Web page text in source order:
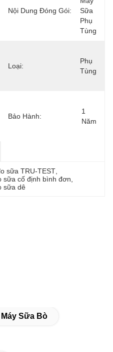
Nội Dung Đóng Gói:
Sữa
Phụ
Tùng
Loại:
Phụ
Tùng
Bảo Hành:
1
Năm
sữa TRU-TEST
sữa cố định bình đơn
sữa dê
Sữa Bò